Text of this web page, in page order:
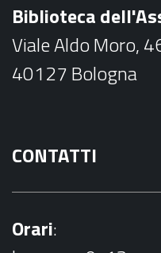
o
k
Biblioteca
Viale Aldo Moro,
40127 Bologna
CONTATTI
Orari: